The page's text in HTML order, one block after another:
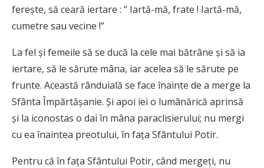
fereşte, să ceară iertare : ” Iartă-mă, frate ! Iartă-mă,
cumetre sau vecine !”
La fel şi femeile să se ducă la cele mai bătrâne şi să ia
iertare, să le sărute mâna, iar acelea să le sărute pe
frunte. Această rânduială se face înainte de a merge la
Sfânta Împărtăşanie. Şi apoi iei o lumânărică aprinsă
şi la iconostas o dai în mâna paraclisierului; nu mergi
cu ea înaintea preotului, în faţa Sfântului Potir.
Pentru că în faţa Sfântului Potir, când mergeţi, nu